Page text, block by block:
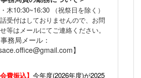
木10:30~16:30 （祝祭日を除く）
受付はしておりませんので、お問
等はメールにてご連絡ください。
事務局メール：
】
会費振込】 今年度(2026年度)が2025